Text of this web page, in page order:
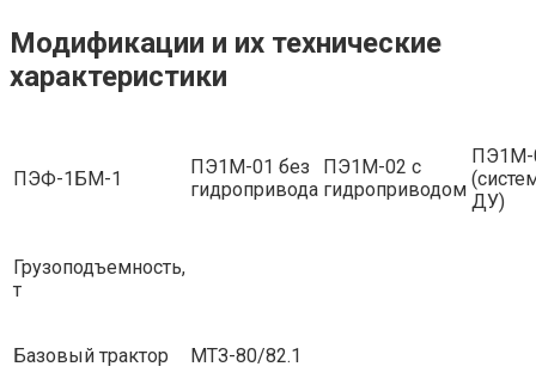
Модификации и их технические
характеристики
ПЭФ-1БМ-1
ПЭ1М-01 без
гидропривода
ПЭ1М-02 с
гидроприводом
ПЭ1М-
ДУ)
Грузоподъемность,
т
Базовый трактор МТЗ-80/82.1